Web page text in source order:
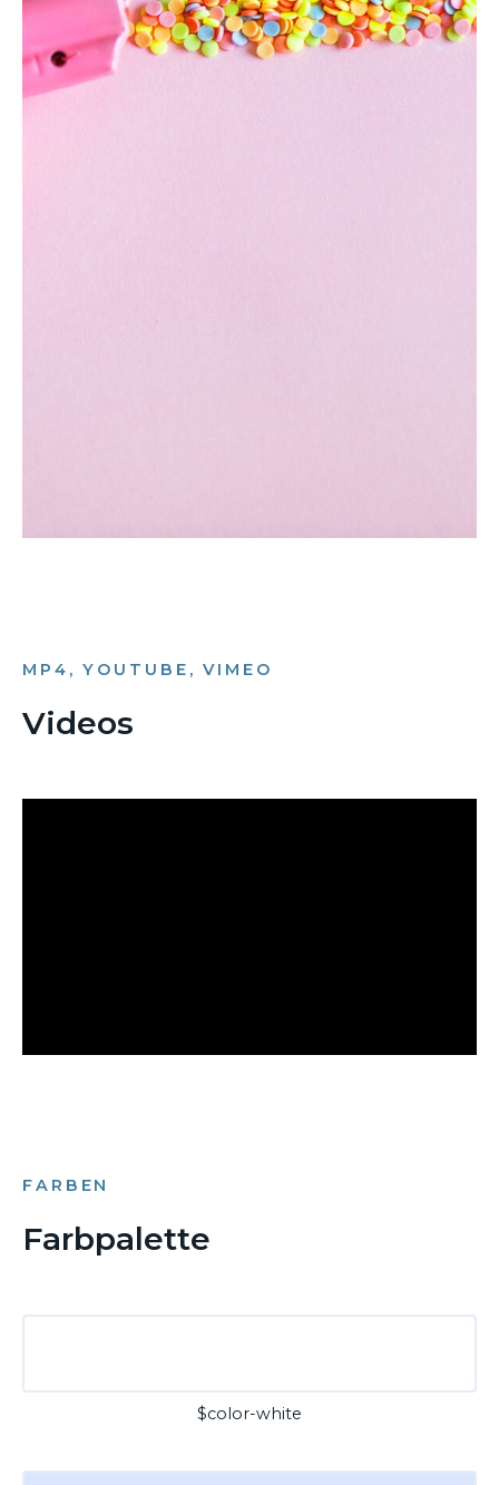
MP4, YOUTUBE, VIMEO
Videos
FARBEN
Farbpalette
$color-white